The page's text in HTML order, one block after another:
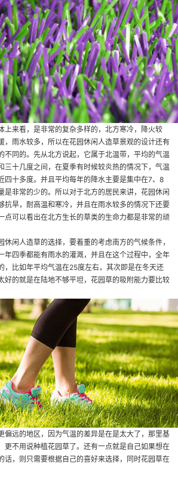
上来看，是非常的复杂多样的，北方寒冷，降火较
，雨水较多，所以在花园休闲人造草景观的设计还有
不同的。先从北方说起，它属于北温带，平均的气温
三十几度之间，在夏季有时候较炎热的情况下，气温
四十多度。并且平均每年的降水主要是集中在7、8
是非常的少的。所以对于北方的居民来讲，花园休闲
抗旱，耐高温和寒冷，并且在雨水较多的情况下还要
点可以看出在北方生长的草类的生命力都是非常的顽
休闲人造草的选择，要着重的考虑南方的气候条件，
年四季都能有雨水的灌溉，并且在这个过程中，全年
，比如年平均气温在25度左右，其次即是在冬天还
好的就是在陆地不够平坦，花园草的吸附能力要比较
偏远的地区，因为气温的差异是在是太大了，那里基
更不用说种植花园草了。还有一点就是自己如果想在
话，则只需要根据自己的喜好来选择，同时花园草在